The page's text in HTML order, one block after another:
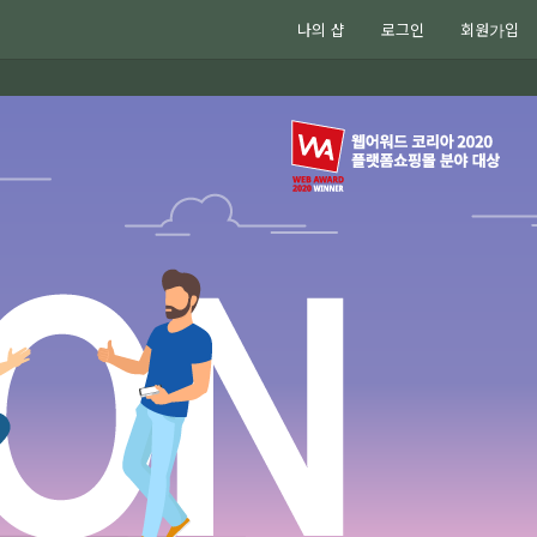
나의 샵 로그인 회원가입